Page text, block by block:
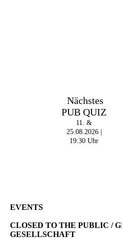
Nächstes
PUB QUIZ
11. &
25.08.2026 |
19:30 Uhr
EVENTS
CLOSED TO THE PUBLIC /
GESELLSCHAFT